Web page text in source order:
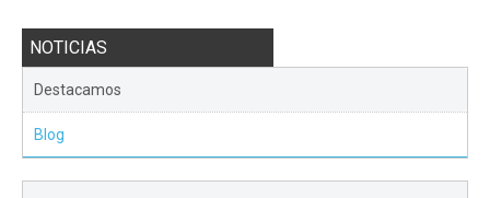
NOTICIAS
Destacamos
Blog